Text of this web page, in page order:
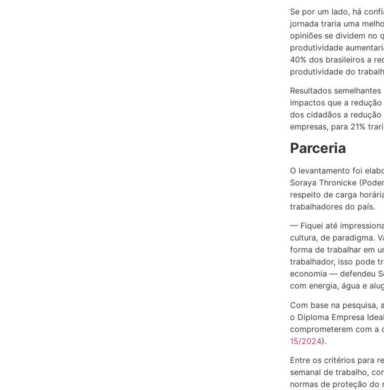
Se por um lado, há
jornada traria uma
opiniões se dividem no
produtividade
40% dos brasileiros a
produtividade do
Resultados
impactos que a
dos cidadãos a
empresas, para 21%
Parceria
O levantamento foi
Soraya Thronicke
respeito de carga
trabalhadores do país.
— Fiquei até
cultura, de paradigma.
forma de trabalhar em
trabalhador, isso pode
economia — defendeu
com energia, água e
Com base na pesquisa,
o Diploma Empresa
comprometerem com a
15/2024).
Entre os critérios para
semanal de trabalho,
normas de proteção do